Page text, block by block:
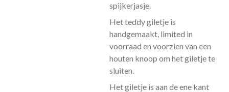
spijkerjasje.
Het teddy giletje is
handgemaakt, limited in
voorraad en voorzien van een
houten knoop om het giletje te
sluiten.
Het giletje is aan de ene kant